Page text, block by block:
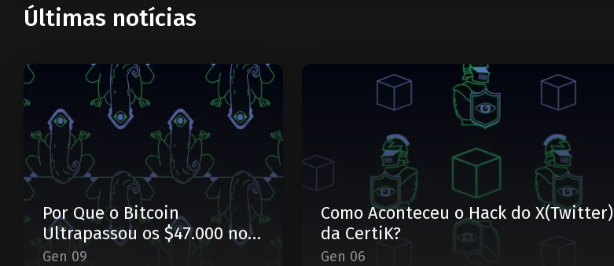
Últimas notícias
Por Que o Bitcoin
Ultrapassou os $47.000 no
Início de Janeiro?
Gen 09
Como Aconteceu o Hack do X(Twitter)
da CertiK?
Gen 06